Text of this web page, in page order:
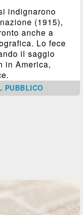
indignarono
(1915),
anche a
Lo fece
il saggio
in America,
PUBBLICO